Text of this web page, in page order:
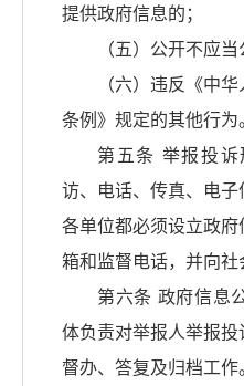
提供政府信息的；
（五）公开不应
（六）违反《中
条例》规定的其他行为
第五条 举报投
访、电话、传真、电子
各单位都必须设立政
箱和监督电话，并向社
第六条 政府信息
体负责对举报人举报投
督办、答复及归档工作